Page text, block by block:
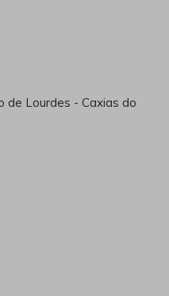
de Lourdes - Caxias do